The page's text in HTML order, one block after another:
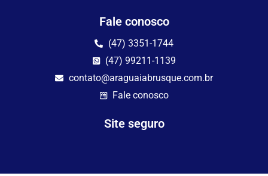
Fale conosco
(47) 3351-1744
(47) 99211-1139
contato@araguaiabrusque.com.br
Fale conosco
Site seguro